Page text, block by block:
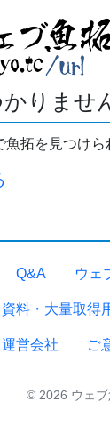
りませ
拓を見つけら
Q&A ウェ
資料・大量取得
運営会社 ご
© 2026 ウェブ